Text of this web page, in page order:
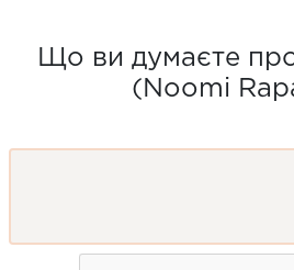
Що ви думаєте
(Noomi